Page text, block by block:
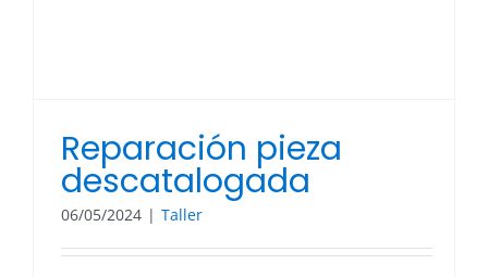
Reparación pieza
descatalogada
06/05/2024 | Taller